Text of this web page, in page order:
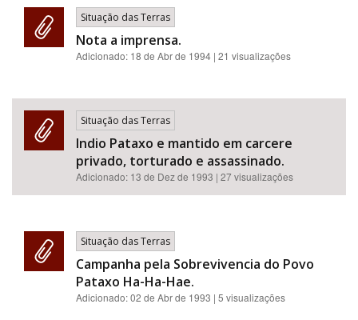
Área de Levantamento
Área Protegida
Situação das Terras
Nota a imprensa.
Adicionado: 18 de Abr de 1994 | 21 visualizações
Situação das Terras
Indio Pataxo e mantido em carcere
privado, torturado e assassinado.
Adicionado: 13 de Dez de 1993 | 27 visualizações
Situação das Terras
Campanha pela Sobrevivencia do Povo
Pataxo Ha-Ha-Hae.
Adicionado:02 de Abr de 1993 | 5 visualizações